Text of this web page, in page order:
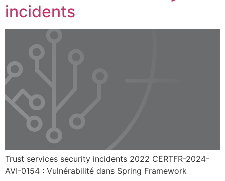
incidents
Trust services security incidents 2022 CERTFR-2024-
AVI-0154 : Vulnérabilité dans Spring Framework